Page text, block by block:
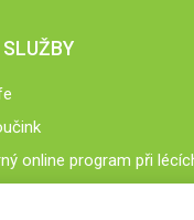
online program při